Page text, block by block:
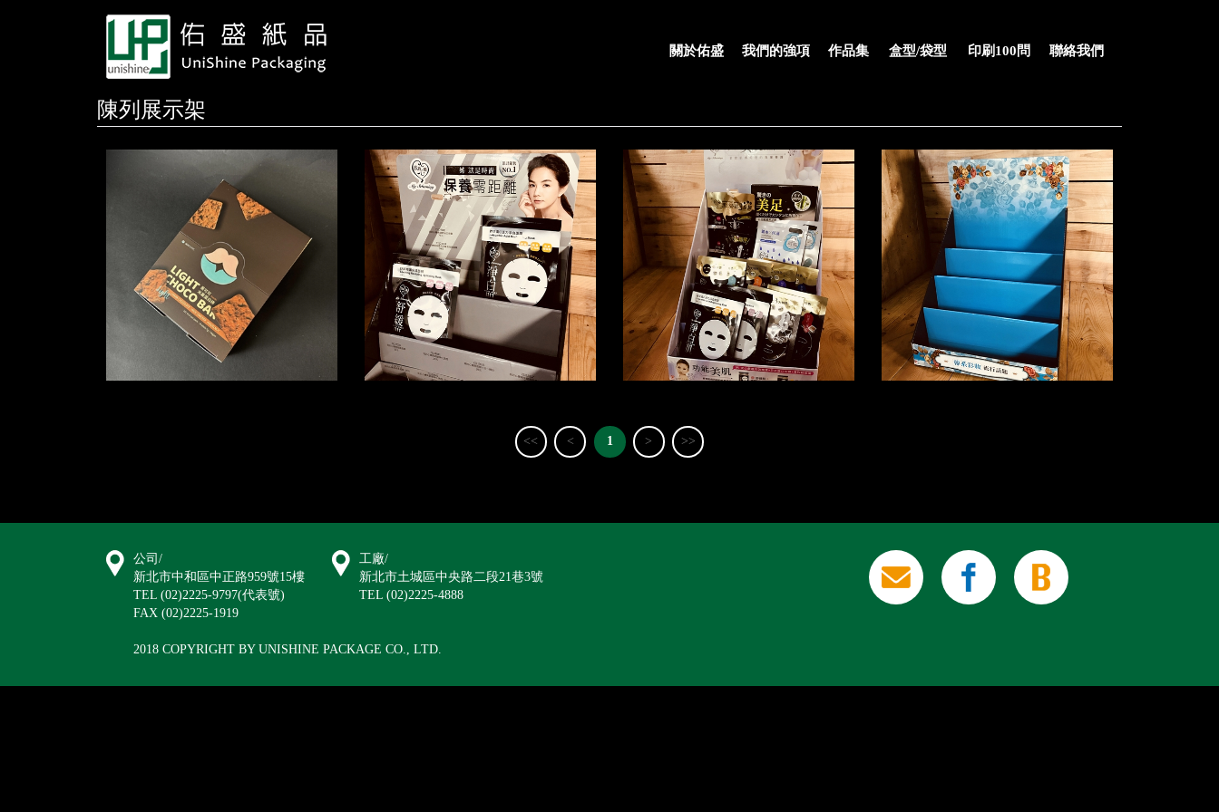
關於佑盛 我們的強項 作品集 盒型/袋型 印刷100問 聯絡我們
陳列展示架
<< < 1 > >>
公司/
新北市中和區中正路959號15樓
TEL (02)2225-9797(代表號)
FAX (02)2225-1919
工廠/
新北市土城區中央路二段21巷3號
TEL (02)2225-4888
2018 COPYRIGHT BY UNISHINE PACKAGE CO., LTD.